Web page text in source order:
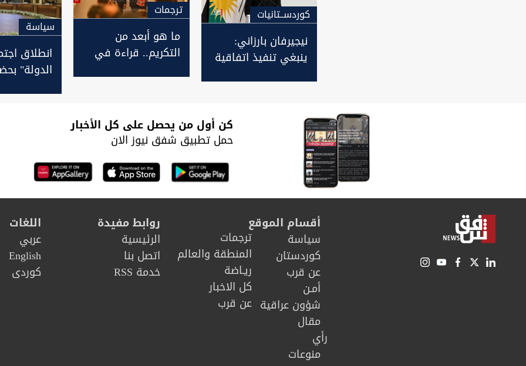
كوردســتانيات
نيجيرفان بارزاني:
ينبغي تنفيذ اتفاقية
ترجمات
ما هو أبعد من
التكريم.. قراءة في
سیاسة
انطلاق
الدولة"
كن أول من يحصل على كل الأخبار
حمل تطبيق شفق نيوز الان
أقسام الموقع
سیاسة
كوردستان
عن قرب
أمـن
شؤون عراقية
مقال
رأي
منوعات
ترجمات
المنطقة والعالم
ريـاضة
كل الاخبار
عن قرب
روابط مفيدة
الرئيسية
اتصل بنا
خدمة RSS
اللغات
عربي
English
كوردى